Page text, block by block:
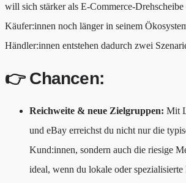
will sich stärker als E-Commerce-Drehscheibe
Käufer:innen noch länger in seinem
Händler:innen entstehen dadurch zwei
👉 Chancen:
Reichweite & neue Zielgruppen: Mit
und eBay erreichst du nicht nur die
Kund:innen, sondern auch die riesige
ideal, wenn du lokale oder spezialisierte